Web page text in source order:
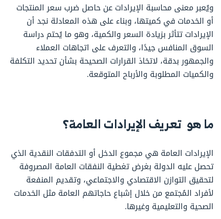
ويُعبر معنى محاسبة الإيرادات عن حاصل ضرب سعر المنتجات
أو الخدمات في كميتها، وبناء على هذه المعادلة نجد أن
الإيرادات تتأثر بزيادة السعر والكمية، وهو ما يُحتم دراسة
السوق المنافس جيدًا، والتعرف على اتجاهات العملاء
والجمهور بدقة، لاتخاذ القرارات الصحيحة بشأن تحديد التكلفة
والكميات المطلوبة والأرباح المتوقعة.
ما هو تعريف الإيرادات العامة؟
الإيرادات العامة هي مجموع الدخل أو التدفقات النقدية الذي
تحصل عليه الدولة بغرض تغطية النفقات العامة المصروفة
لتحقيق التوازن الاقتصادي والاجتماعي، وتقديم المنفعة
لأفراد المُجتمع من خلال إشباع حاجاتهم العامة مثل الخدمات
الصحية والتعليمية وغيرها.